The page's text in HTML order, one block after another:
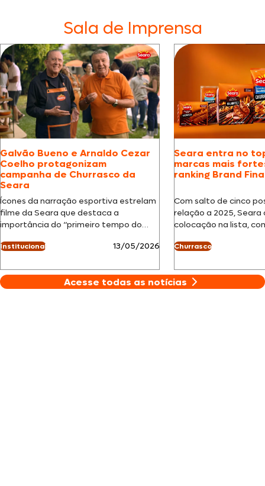
Sala de Imprensa
Galvão Bueno e Arnaldo Cezar
Coelho protagonizam
campanha de Churrasco da
Seara
Ícones da narração esportiva estrelam
filme da Seara que destaca a
importância do “primeiro tempo do
Institucional 13/05/2026
Seara entra no
marcas mais
ranking Brand
Com salto de cinco
relação a 2025,
colocação na lista,
Churrasco
Acesse todas as notícias